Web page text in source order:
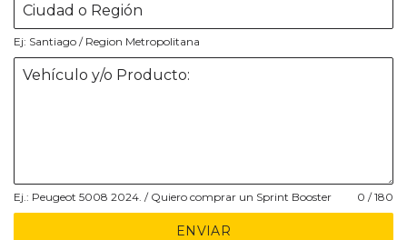
Ej: Santiago / Region Metropolitana
Ej.: Peugeot 5008 2024. / Quiero comprar un Sprint Booster 0 / 180
ENVIAR